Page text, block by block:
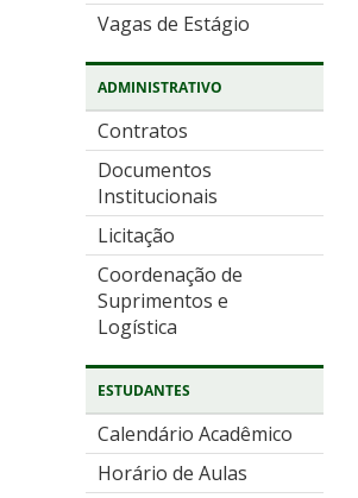
Vagas de Estágio
ADMINISTRATIVO
Contratos
Documentos
Institucionais
Licitação
Coordenação de
Suprimentos e
Logística
ESTUDANTES
Calendário Acadêmico
Horário de Aulas